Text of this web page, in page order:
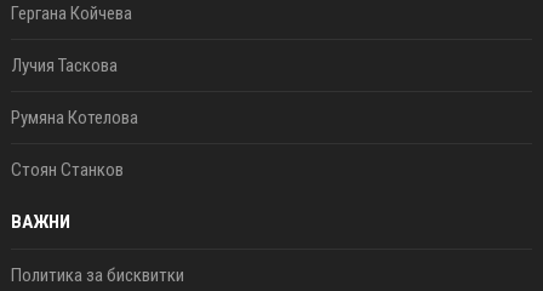
Гергана Койчева
Лучия Таскова
Румяна Котелова
Стоян Станков
ВАЖНИ
Политика за бисквитки